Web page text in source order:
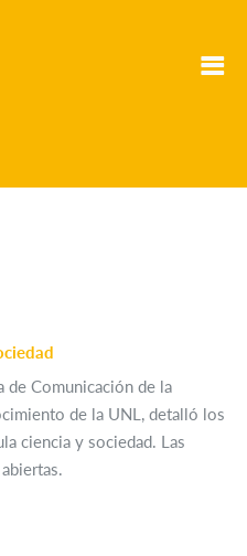
de Comunicación de la
de la UNL, detalló los
ciencia y sociedad. Las